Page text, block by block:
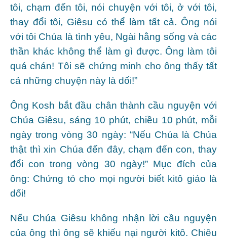
tôi, chạm đến tôi, nói chuyện với tôi, ở với tôi,
thay đổi tôi, Giêsu có thể làm tất cả. Ông nói
với tôi Chúa là tình yêu, Ngài hằng sống và các
thần khác không thể làm gì được. Ông làm tôi
quá chán! Tôi sẽ chứng minh cho ông thấy tất
cả những chuyện này là dối!”
Ông Kosh bắt đầu chân thành cầu nguyện với
Chúa Giêsu, sáng 10 phút, chiều 10 phút, mỗi
ngày trong vòng 30 ngày: “Nếu Chúa là Chúa
thật thì xin Chúa đến đây, chạm đến con, thay
đổi con trong vòng 30 ngày!” Mục đích của
ông: Chứng tỏ cho mọi người biết kitô giáo là
dối!
Nếu Chúa Giêsu không nhận lời cầu nguyện
của ông thì ông sẽ khiếu nại người kitô. Chiêu